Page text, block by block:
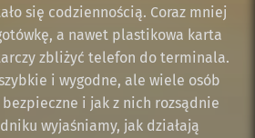
się codziennością. Coraz mniej
a nawet plastikowa karta
zbliżyć telefon do terminala.
i wygodne, ale wiele osób
i jak z nich rozsądnie
wyjaśniamy, jak działają